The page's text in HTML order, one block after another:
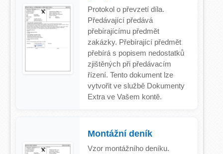
Protokol o převzetí díla.
Předávající předává
přebírajícímu předmět
zakázky. Přebírající předmět
přebírá s popisem nedostatků
zjištěných při předávacím
řízení. Tento dokument lze
vytvořit ve službě Dokumenty
Extra ve Vašem kontě.
Montážní deník
Vzor montážního deníku.